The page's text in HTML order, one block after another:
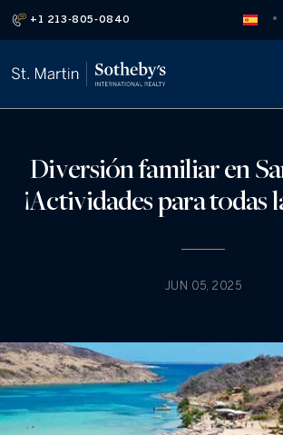
+1 213-805-0840
Diversión familiar en
¡Actividades para todas
JUN 05, 2025